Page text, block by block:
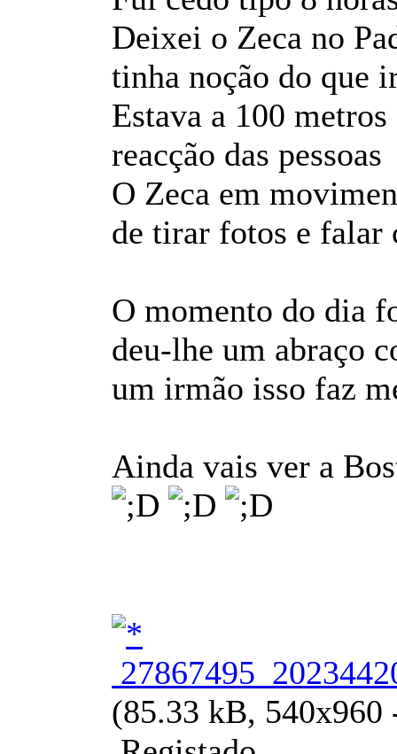
Deixei o Zeca no
tinha noção do que
Estava a 100
reacção das
O Zeca em
de tirar fotos e falar
O momento do dia
deu-lhe um abraço
um irmão isso faz
Ainda vais ver a
(85.33 kB, 540x960